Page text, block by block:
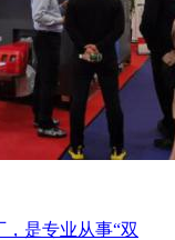
是专业从事“双